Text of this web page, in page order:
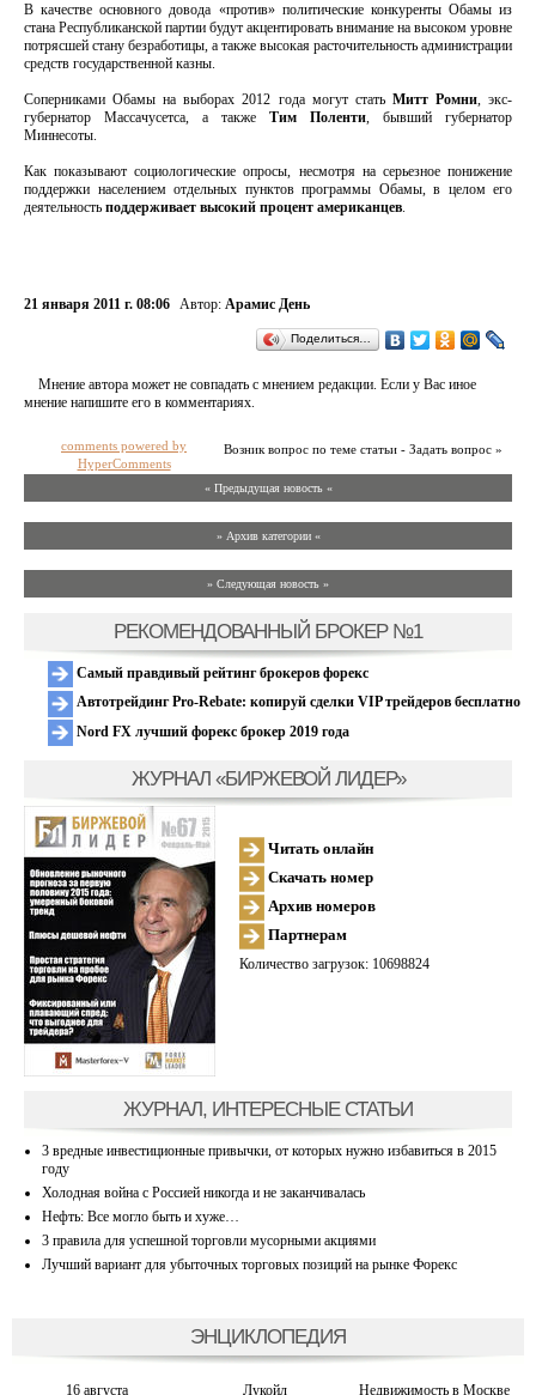
В качестве основного довода «против» политические конкуренты Обамы из
стана Республиканской партии будут акцентировать внимание на высоком уровне
потрясшей стану безработицы, а также высокая расточительность администрации
средств государственной казны.
Соперниками Обамы на выборах 2012 года могут стать Митт Ромни, экс-
губернатор Массачусетса, а также Тим Поленти, бывший губернатор
Миннесоты.
Как показывают социологические опросы, несмотря на серьезное понижение
поддержки населением отдельных пунктов программы Обамы, в целом его
деятельность поддерживает высокий процент американцев.
21 января 2011 г. 08:06 Автор: Арамис День
Поделиться…
Мнение автора может не совпадать с мнением редакции. Если у Вас иное
мнение напишите его в комментариях.
Возник вопрос по теме статьи - Задать вопрос »
comments powered by
HyperComments
« Предыдущая новость «
» Архив категории «
» Следующая новость »
РЕКОМЕНДОВАННЫЙ БРОКЕР №1
Самый правдивый рейтинг брокеров форекс
Автотрейдинг Pro-Rebate: копируй сделки VIP трейдеров бесплатно
Nord FX лучший форекс брокер 2019 года
ЖУРНАЛ «БИРЖЕВОЙ ЛИДЕР»
Читать онлайн
Скачать номер
Архив номеров
Партнерам
Количество загрузок: 10698824
ЖУРНАЛ, ИНТЕРЕСНЫЕ СТАТЬИ
3 вредные инвестиционные привычки, от которых нужно избавиться в 2015
году
Холодная война с Россией никогда и не заканчивалась
Нефть: Все могло быть и хуже…
3 правила для успешной торговли мусорными акциями
Лучший вариант для убыточных торговых позиций на рынке Форекс
ЭНЦИКЛОПЕДИЯ
16 августа Лукойл Недвижимость в Москве